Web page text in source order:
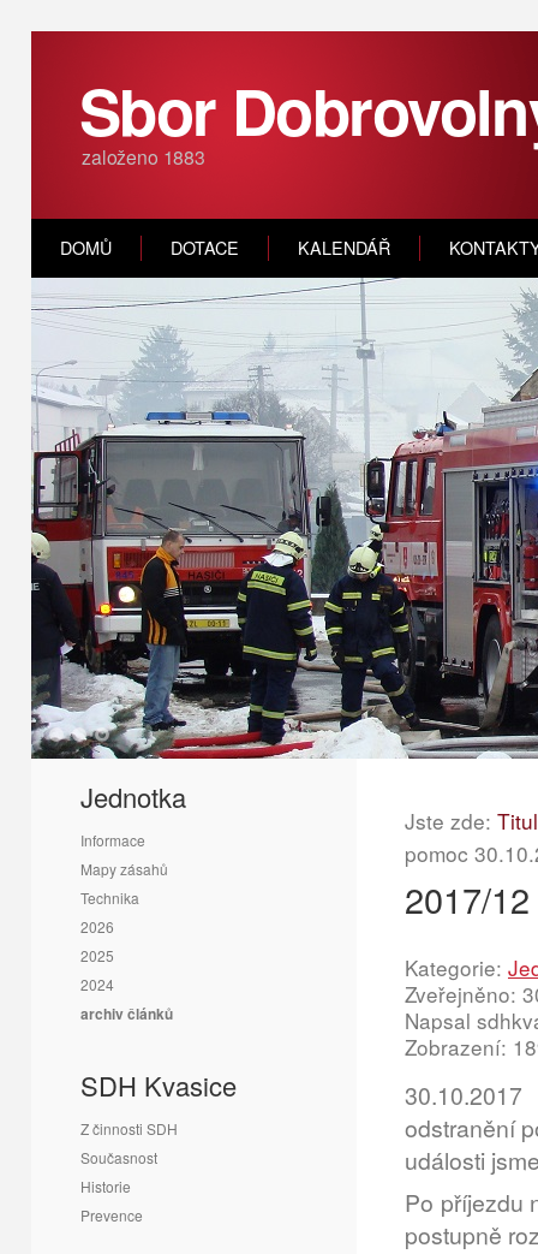
Sbor
založeno 1883
DOMŮ DOTACE KALENDÁŘ
1 2 3
Jednotka
Informace
Mapy zásahů
Technika
2026
2025
2024
archiv článků
SDH Kvasice
Z činnosti SDH
Současnost
Historie
Prevence
Jste zde:
pomoc
2017/
Kategorie:
Zveřejněno:
Napsal
Zobrazení:
odstranění
události
Po příjezdu
postupně